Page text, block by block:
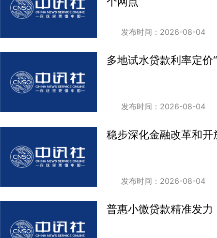
发布时间：2026-08-04
多地试水贷款利率定价
发布时间：2026-08-04
稳步深化金融改革和
发布时间：2026-08-04
普惠小微贷款精准发力